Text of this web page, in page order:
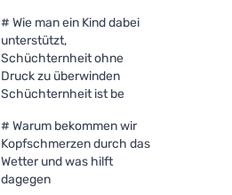
# Wie man ein Kind dabei
unterstützt,
Schüchternheit ohne
Druck zu überwinden
Schüchternheit ist be
# Warum bekommen wir
Kopfschmerzen durch das
Wetter und was hilft
dagegen